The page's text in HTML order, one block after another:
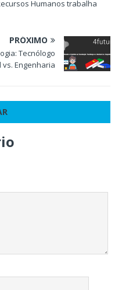
Humanos trabalha
PRÓXIMO
Tecnólogo
vs. Engenharia